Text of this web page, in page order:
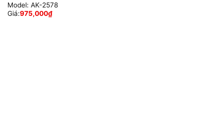
Model: AK-2578
Giá:975,000₫